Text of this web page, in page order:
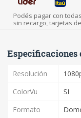
Podés pagar con
sin recargo, tarjetas
Especificaciones
Resolución
ColorVu
SI
Formato